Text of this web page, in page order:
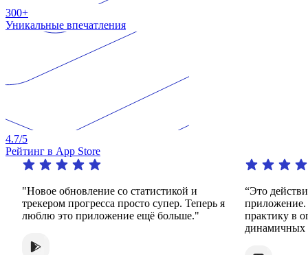
300+
Уникальные впечатления
4.7/5
Рейтинг в App Store
"Новое обновление со статистикой и
трекером прогресса просто супер. Теперь я
люблю это приложение ещё больше."
“Это
приложение.
практику в
динамичных и